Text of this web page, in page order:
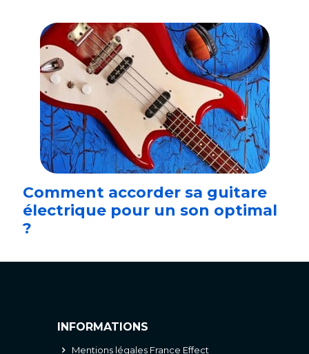
Comment accorder sa guitare
électrique pour un son optimal
?
INFORMATIONS
Mentions légales France Effect